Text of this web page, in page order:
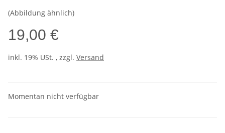
(Abbildung ähnlich)
19,00 €
inkl. 19% USt. , zzgl. Versand
Momentan nicht verfügbar